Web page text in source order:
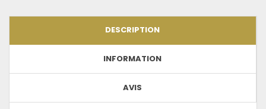
DESCRIPTION
INFORMATION
AVIS